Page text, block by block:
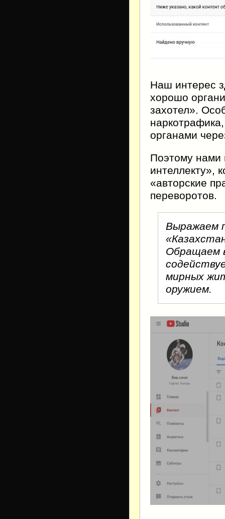
Наш интерес
хорошо
захотел».
органами
Поэтому нами
интеллекту»,
«авторские
переворотов.
Выражаем
Обращаем
мирных
оружием.